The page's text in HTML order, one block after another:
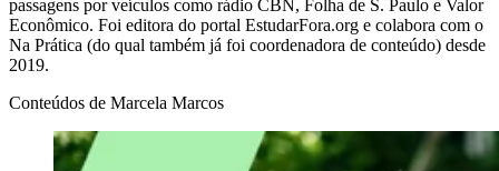
passagens por veículos como rádio CBN, Folha de S. Paulo e Valor
Econômico. Foi editora do portal EstudarFora.org e colabora com o
Na Prática (do qual também já foi coordenadora de conteúdo) desde
2019.
Conteúdos de Marcela Marcos